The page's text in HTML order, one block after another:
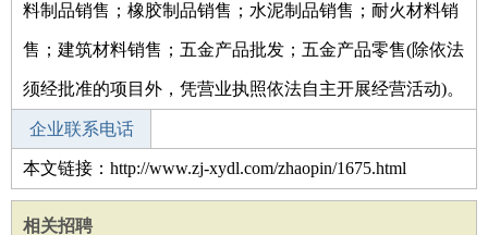
料制品销售；橡胶制品销售；水泥制品销售；耐火材料销
售；建筑材料销售；五金产品批发；五金产品零售(除依法
须经批准的项目外，凭营业执照依法自主开展经营活动)。
企业联系电话
本文链接：http://www.zj-xydl.com/zhaopin/1675.html
相关招聘